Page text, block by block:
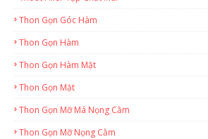
Thon Gọn Góc Hàm
Thon Gọn Hàm
Thon Gọn Hàm Mặt
Thon Gọn Mặt
Thon Gọn Mỡ Má Nọng Cằm
Thon Gọn Mỡ Nọng Cằm